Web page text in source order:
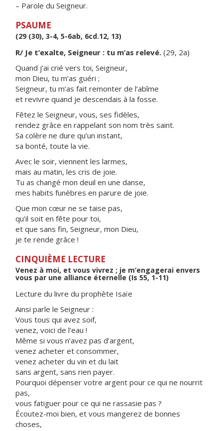
– Parole du Seigneur.
PSAUME
(29 (30), 3-4, 5-6ab, 6cd.12, 13)
R/ Je t’exalte, Seigneur : tu m’as relevé. (29, 2a)
Quand j’ai crié vers toi, Seigneur,
mon Dieu, tu m’as guéri ;
Seigneur, tu m’as fait remonter de l’abîme
et revivre quand je descendais à la fosse.
Fêtez le Seigneur, vous, ses fidèles,
rendez grâce en rappelant son nom très saint.
Sa colère ne dure qu’un instant,
sa bonté, toute la vie.
Avec le soir, viennent les larmes,
mais au matin, les cris de joie.
Tu as changé mon deuil en une danse,
mes habits funèbres en parure de joie.
Que mon cœur ne se taise pas,
qu’il soit en fête pour toi,
et que sans fin, Seigneur, mon Dieu,
je te rende grâce !
CINQUIÈME LECTURE
Venez à moi, et vous vivrez ; je m’engagerai envers
vous par une alliance éternelle (Is 55, 1-11)
Lecture du livre du prophète Isaïe
Ainsi parle le Seigneur :
Vous tous qui avez soif,
venez, voici de l’eau !
Même si vous n’avez pas d’argent,
venez acheter et consommer,
venez acheter du vin et du lait
sans argent, sans rien payer.
Pourquoi dépenser votre argent pour ce qui ne nourrit
pas,
vous fatiguer pour ce qui ne rassasie pas ?
Écoutez-moi bien, et vous mangerez de bonnes
choses,